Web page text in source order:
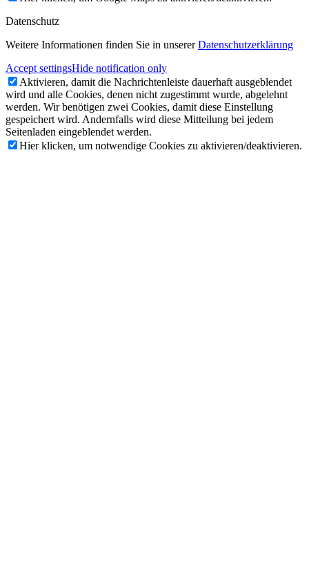
Datenschutz
Weitere Informationen finden Sie in unsererDatenschutzerklärung
Accept settingsHide notification only
Aktivieren, damit die Nachrichtenleiste dauerhaft ausgeblendet
wird und alle Cookies, denen nicht zugestimmt wurde, abgelehnt
werden. Wir benötigen zwei Cookies, damit diese Einstellung
gespeichert wird. Andernfalls wird diese Mitteilung bei jedem
Seitenladen eingeblendet werden.
Hier klicken, um notwendige Cookies zu aktivieren/deaktivieren.